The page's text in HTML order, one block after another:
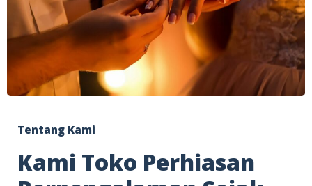
Tentang Kami
Kami Toko Perhiasan